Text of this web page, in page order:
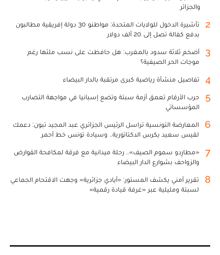
والجزائر
2
تأشيرة الدخول للولايات المتحدة: مواطنو 30 دولة إفريقية مطالبون
بدفع كفالة تصل إلى 20 ألف دولار
3
أضخم ثلاثة سدود بالمغرب: هل حافظت على نسب ملئها رغم
موجات الحر الصيفية؟
4 تفاصيل منشأة رياضية كبرى مرتقبة بالدار البيضاء
5
حرب الأرقام تعمق أزمة سبتة وتضع إسبانيا في مواجهة التضارب
المؤسساتي
6
المعارضة التونسية تراسل الرئيس الجزائري عبد المجيد تبون: دعمك
لقيس سعيد يكرس الدكتاتورية.. وسيادة تونس خط أحمر
7
«مطارِدو سموم الصيف».. رحلة ميدانية مع فرقة لمكافحة القوارض
والزواحف بشوارع الدار البيضاء
8
تقرير أمني يكشف المستور: «أيادي جزائرية» وجهت الاقتحام الجماعي
لسبتة ومليلية عبر «غرفة قيادة رقمية»